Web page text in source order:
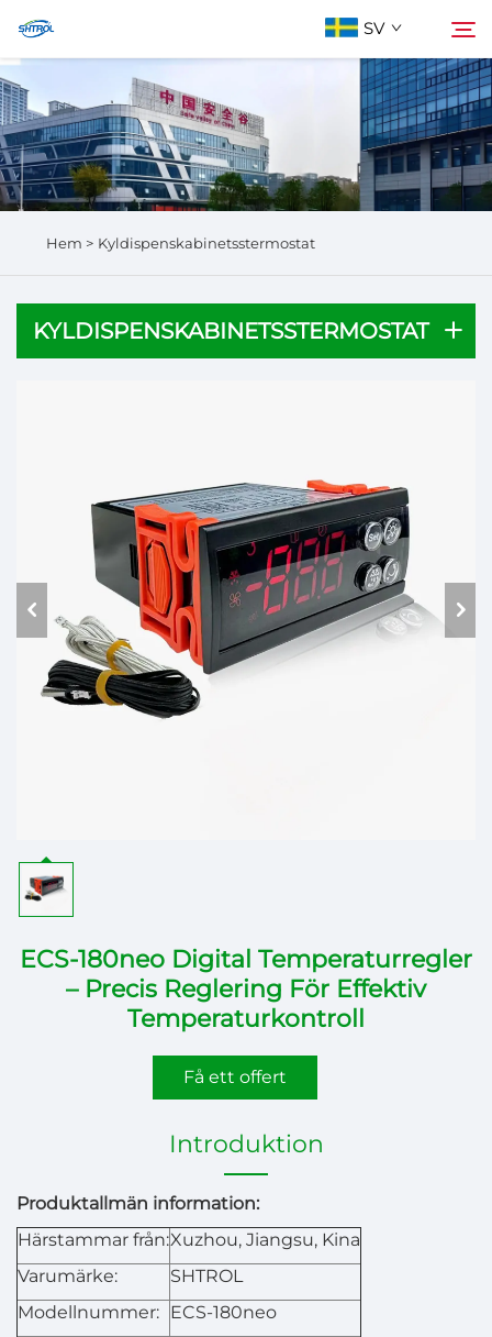
SV
Om oss
Produkter
Sök
Hem > Kyldispenskabinetsstermostat
KYLDISPENSKABINETSSTERMOSTAT
ECS-180neo Digital Temperaturregler
– Precis Reglering För Effektiv
Temperaturkontroll
Få ett offert
Introduktion
Produktallmän information:
Härstammar från:Xuzhou, Jiangsu, Kina
Varumärke:
SHTROL
Modellnummer: ECS-180neo